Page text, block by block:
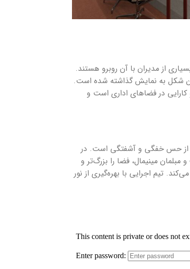
بسیاری از مدیران با آن روبرو هستند.
شکل به نمایش گذاشته شده است.
کارایی در فضاهای اداری است و
و جلوگیری از حس خفگی و آشفتگی است. در
مینیمال، فضا را بزرگ‌تر و
تیم اجرایی با بهره‌گیری از نور